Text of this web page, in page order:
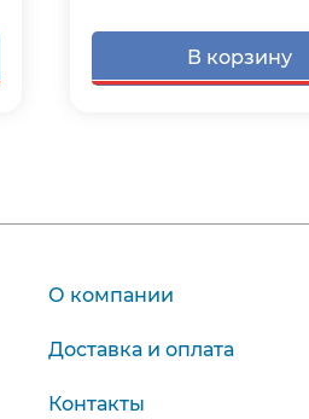
В корзину
О компании
Доставка и оплата
Контакты